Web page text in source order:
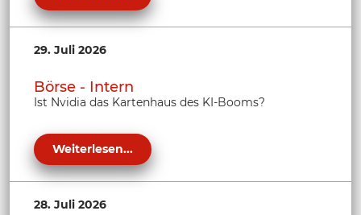
29. Juli 2026
Börse - Intern
Ist Nvidia das Kartenhaus des KI-Booms?
Weiterlesen...
28. Juli 2026